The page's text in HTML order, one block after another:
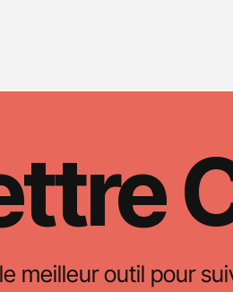
meilleur outil pour